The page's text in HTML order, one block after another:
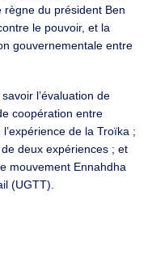
du président Ben
le pouvoir, et la
gouvernementale entre
l’évaluation de
coopération entre
de la Troïka ;
deux expériences ; et
mouvement Ennahdha
(UGTT).